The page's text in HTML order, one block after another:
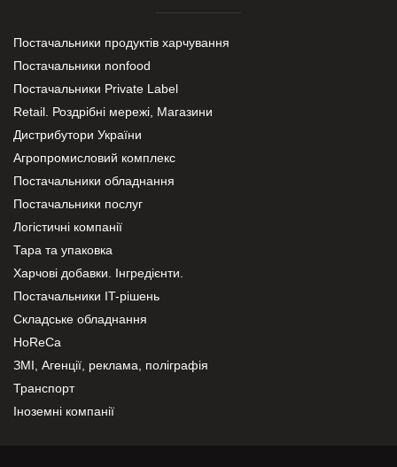
Постачальники продуктів харчування
Постачальники nonfood
Постачальники Private Label
Retail. Роздрібні мережі, Магазини
Дистрибутори України
Агропромисловий комплекс
Постачальники обладнання
Постачальники послуг
Логістичні компанії
Тара та упаковка
Харчові добавки. Інгредієнти.
Постачальники IT-рішень
Складське обладнання
HoReCa
ЗМІ, Агенції, реклама, поліграфія
Транспорт
Іноземні компанії